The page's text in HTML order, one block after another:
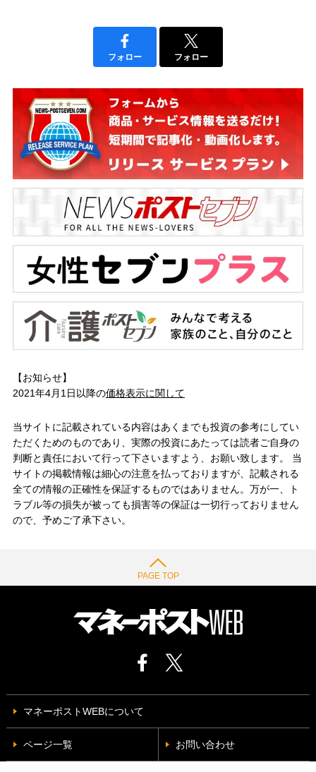
フォロー フォロー
【お知らせ】
2021年4月1日以降の価格表示に関して
当サイトに記載されている内容はあくまでも投資の参考にしてい
ただくためのものであり、実際の投資にあたっては読者ご自身の
判断と責任において行って下さいますよう、お願い致します。 当
サイトの掲載情報は細心の注意を払っておりますが、記載される
全ての情報の正確性を保証するものではありません。万が一、ト
ラブル等の損失が被っても損害等の保証は一切行っておりません
ので、予めご了承下さい。
PAGE TOP
マネーポストWEBについて
ページ一覧 お問い合わせ